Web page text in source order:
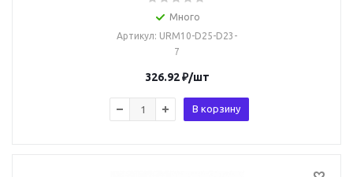
Много
Артикул: URM10-D25-D23-
7
326.92₽/шт
В корзину